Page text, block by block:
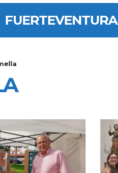
FUERTEVENTURA